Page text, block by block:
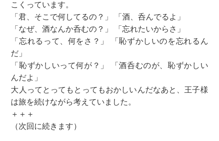
こくっています。
「君、そこで何してるの？」 「酒、呑んでるよ」
「なぜ、酒なんか呑むの？」 「忘れたいからさ」
「忘れるって、何をさ？」 「恥ずかしいのを忘れるん
だ」
「恥ずかしいって何が？」 「酒呑むのが、恥ずかしい
んだよ」
大人ってとってもとってもおかしいんだなあと、王子様
は旅を続けながら考えていました。
＋＋＋
（次回に続きます）